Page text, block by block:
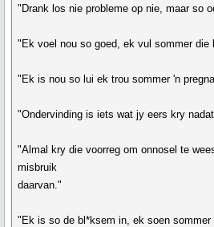
"Drank los nie probleme op nie, maar so
"Ek voel nou so goed, ek vul sommer die
"Ek is nou so lui ek trou sommer 'n
"Ondervinding is iets wat jy eers kry
"Almal kry die voorreg om onnosel te
misbruik
daarvan."
"Ek is so de bl*ksem in, ek soen sommer